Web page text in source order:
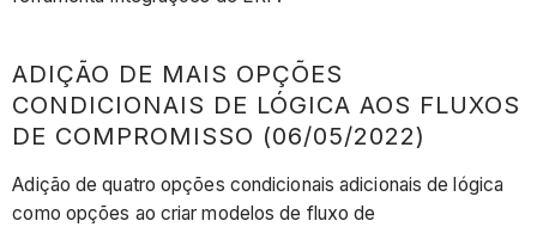
ADIÇÃO DE MAIS OPÇÕES
CONDICIONAIS DE LÓGICA AOS FLUXOS
DE COMPROMISSO (06/05/2022)
Adição de quatro opções condicionais adicionais de lógica
como opções ao criar modelos de fluxo de